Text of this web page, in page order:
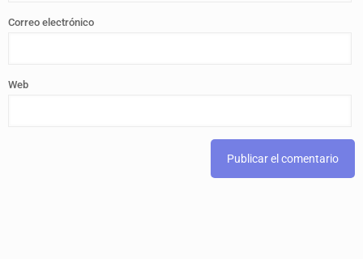
Correo electrónico
Web